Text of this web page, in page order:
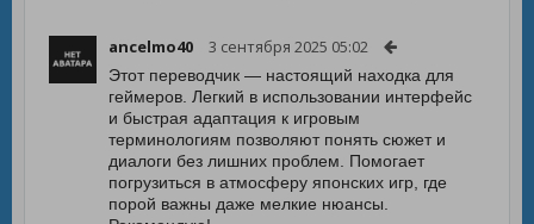
ancelmo40 3 сентября 2025 05:02
Этот переводчик — настоящий находка для
геймеров. Легкий в использовании интерфейс
и быстрая адаптация к игровым
терминологиям позволяют понять сюжет и
диалоги без лишних проблем. Помогает
погрузиться в атмосферу японских игр, где
порой важны даже мелкие нюансы.